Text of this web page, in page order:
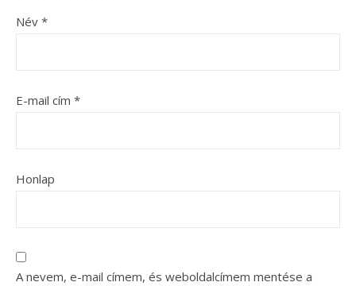
Név *
E-mail cím *
Honlap
A nevem, e-mail címem, és weboldalcímem mentése a